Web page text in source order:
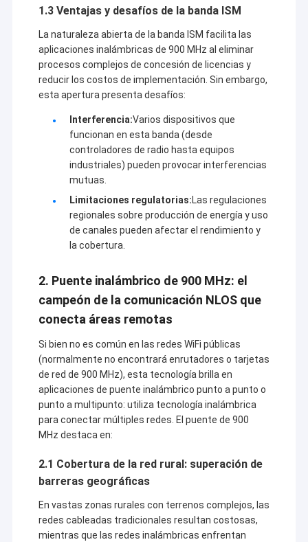
1.3 Ventajas y desafíos de la banda ISM
La naturaleza abierta de la banda ISM facilita las
aplicaciones inalámbricas de 900 MHz al eliminar
procesos complejos de concesión de licencias y
reducir los costos de implementación. Sin embargo,
esta apertura presenta desafíos:
Interferencia:Varios dispositivos que
funcionan en esta banda (desde
controladores de radio hasta equipos
industriales) pueden provocar interferencias
mutuas.
Limitaciones regulatorias:Las regulaciones
regionales sobre producción de energía y uso
de canales pueden afectar el rendimiento y
la cobertura.
2. Puente inalámbrico de 900 MHz: el
campeón de la comunicación NLOS que
conecta áreas remotas
Si bien no es común en las redes WiFi públicas
(normalmente no encontrará enrutadores o tarjetas
de red de 900 MHz), esta tecnología brilla en
aplicaciones de puente inalámbrico punto a punto o
punto a multipunto: utiliza tecnología inalámbrica
para conectar múltiples redes. El puente de 900
MHz destaca en:
2.1 Cobertura de la red rural: superación de
barreras geográficas
En vastas zonas rurales con terrenos complejos, las
redes cableadas tradicionales resultan costosas,
mientras que las redes inalámbricas enfrentan